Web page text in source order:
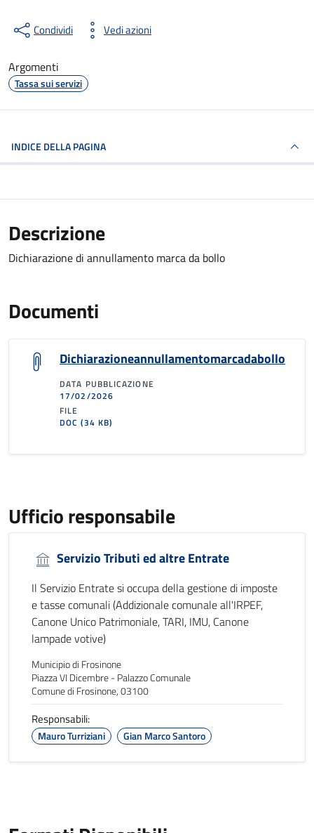
Condividi Vedi azioni
Argomenti
Tassa sui servizi
INDICE DELLA PAGINA
Descrizione
Dichiarazione di annullamento marca da bollo
Documenti
Dichiarazioneannullamentomarcadabollo
DATA PUBBLICAZIONE
17/02/2026
FILE
DOC(34 KB)
Ufficio responsabile
Servizio Tributi ed altre Entrate
Il Servizio Entrate si occupa della gestione di imposte
e tasse comunali (Addizionale comunale all'IRPEF,
Canone Unico Patrimoniale, TARI, IMU, Canone
lampade votive)
Municipio di Frosinone
Piazza VI Dicembre - Palazzo Comunale
Comune di Frosinone, 03100
Responsabili:
Mauro Turriziani Gian Marco Santoro